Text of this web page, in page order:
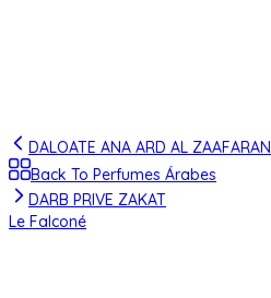
DALOATE ANA ARD AL ZAAFARAN
Back To Perfumes Árabes
DARB PRIVE ZAKAT
Le Falconé